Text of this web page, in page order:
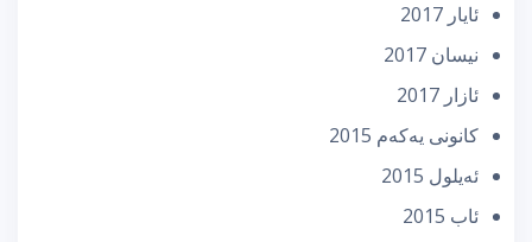
ئایار 2017
نیسان 2017
ئازار 2017
كانونی یه‌كه‌م 2015
ئه‌یلول 2015
ئاب 2015